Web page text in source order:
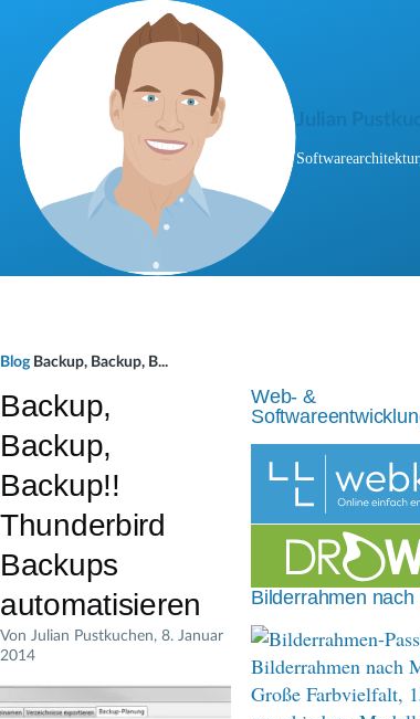
Direkt zum Inhalt
Julian
a
d
n
a
v
i
g
a
Blog Backup, Backup, B...
Backup,
Backup,
Backup!!
Thunderbird
Backups
automatisieren
Von Julian Pustkuchen, 8. Januar
2014
Web- &
Bilderrahmen nach